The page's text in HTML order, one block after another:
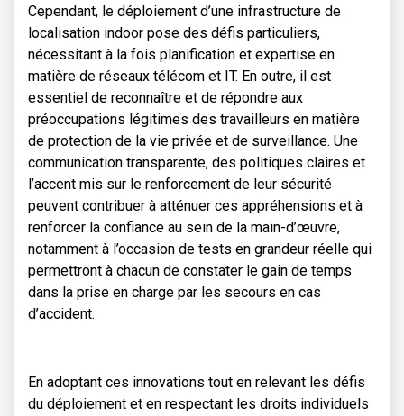
Cependant, le déploiement d’une infrastructure de
localisation indoor pose des défis particuliers,
nécessitant à la fois planification et expertise en
matière de réseaux télécom et IT. En outre, il est
essentiel de reconnaître et de répondre aux
préoccupations légitimes des travailleurs en matière
de protection de la vie privée et de surveillance. Une
communication transparente, des politiques claires et
l’accent mis sur le renforcement de leur sécurité
peuvent contribuer à atténuer ces appréhensions et à
renforcer la confiance au sein de la main-d’œuvre,
notamment à l’occasion de tests en grandeur réelle qui
permettront à chacun de constater le gain de temps
dans la prise en charge par les secours en cas
d’accident.
En adoptant ces innovations tout en relevant les défis
du déploiement et en respectant les droits individuels